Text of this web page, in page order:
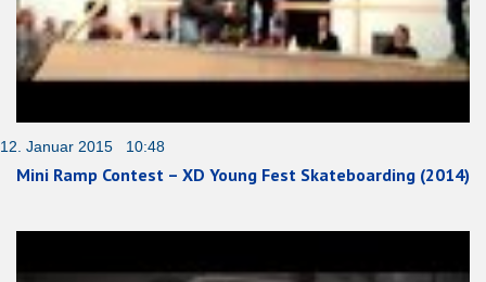
12. Januar 2015 10:48
Mini Ramp Contest – XD Young Fest Skateboarding (2014)